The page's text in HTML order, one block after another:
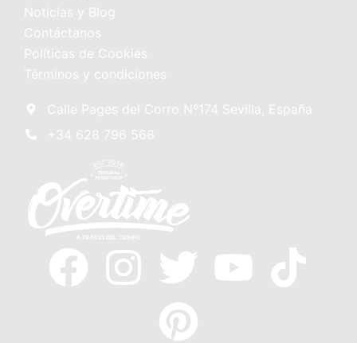
Noticias y Blog
Contáctanos
Políticas de Cookies
Términos y condiciones
Calle Pages del Corro Nº174 Sevilla, España
+34 628 796 568